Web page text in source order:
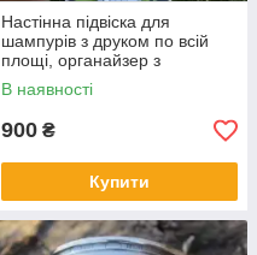
Настінна підвіска для
шампурів з друком по всій
площі, органайзер з
натурального дерева,
стильний декор для кухні,
В наявності
900 ₴
Купити